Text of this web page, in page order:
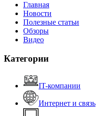
Главная
Новости
Полезные статьи
Обзоры
Видео
Категории
IT-компании
Интернет и связь